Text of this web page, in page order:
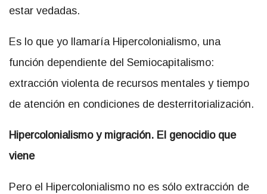
estar vedadas.
Es lo que yo llamaría Hipercolonialismo, una
función dependiente del Semiocapitalismo:
extracción violenta de recursos mentales y tiempo
de atención en condiciones de desterritorialización.
Hipercolonialismo y migración. El genocidio que
viene
Pero el Hipercolonialismo no es sólo extracción de